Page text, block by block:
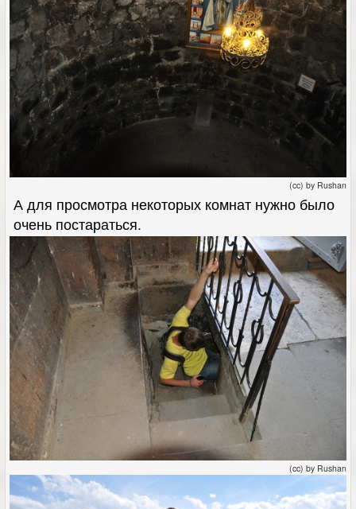
(cc) by Rushan
А для просмотра некоторых комнат нужно было
очень постараться.
(cc) by Rushan